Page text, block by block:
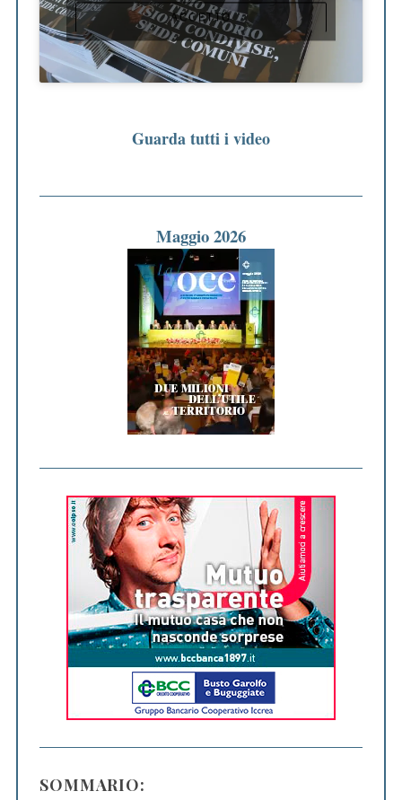
ACCETTO
Guarda tutti i video
Maggio 2026
SOMMARIO: